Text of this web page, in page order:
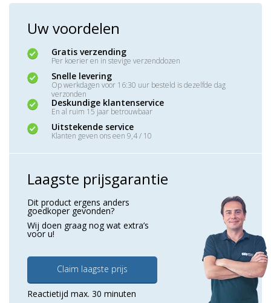
Uw voordelen
Gratis verzending
Per koerier en in stevige verzenddozen
Snelle levering
Op werkdagen voor 16:30 uur besteld is dezelfde dag
verzonden
Deskundige klantenservice
En al ruim 15 jaar betrouwbaar
Uitstekende service
Klanten geven ons een 9,4 / 10
Laagste prijsgarantie
Dit product ergens anders
goedkoper gevonden?
Wij doen graag nog wat extra’s
voor u!
Claim laagste prijs
Reactietijd max. 30 minuten